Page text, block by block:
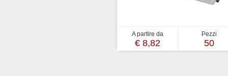
A partire da
€ 8,82
Pezzi
50